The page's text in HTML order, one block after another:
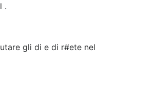
.
gli di e di r#ete nel